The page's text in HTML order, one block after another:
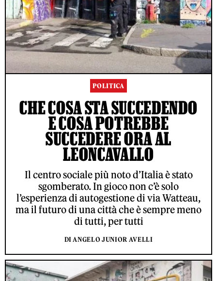
POLITICA
CHE COSA STA SUCCEDENDO
E COSA POTREBBE
SUCCEDERE ORA AL
LEONCAVALLO
Il centro sociale più noto d’Italia è stato
sgomberato. In gioco non c’è solo
l’esperienza di autogestione di via Watteau,
ma il futuro di una città che è sempre meno
di tutti, per tutti
DI ANGELO JUNIOR AVELLI